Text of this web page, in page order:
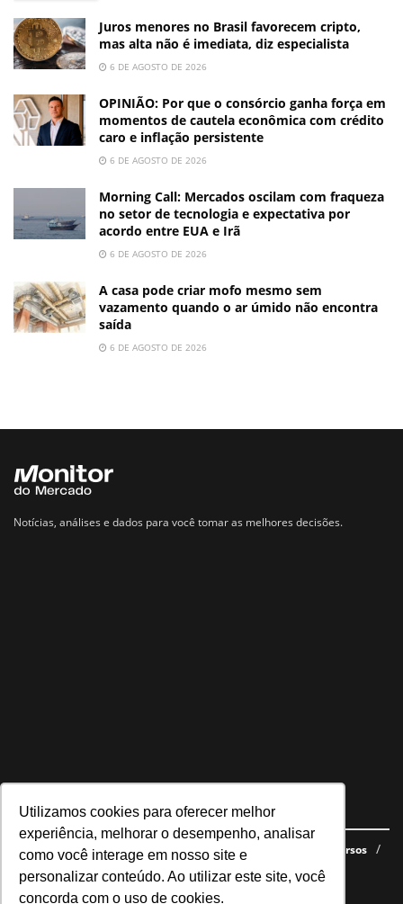
Utilizamos cookies para oferecer melhor
experiência, melhorar o desempenho, analisar
como você interage em nosso site e
personalizar conteúdo. Ao utilizar este site, você
concorda com o uso de cookies.
Juros menores no Brasil favorecem cripto,
mas alta não é imediata, diz especialista
6 DE AGOSTO DE 2026
OPINIÃO: Por que o consórcio ganha força em
momentos de cautela econômica com crédito
caro e inflação persistente
6 DE AGOSTO DE 2026
Morning Call: Mercados oscilam com fraqueza
no setor de tecnologia e expectativa por
acordo entre EUA e Irã
6 DE AGOSTO DE 2026
A casa pode criar mofo mesmo sem
vazamento quando o ar úmido não encontra
saída
6 DE AGOSTO DE 2026
Notícias, análises e dados para você tomar as melhores decisões.
Navegue no site
Últimas notícias Quem somos E-books gratuitos
Cursos
Política de privacidade